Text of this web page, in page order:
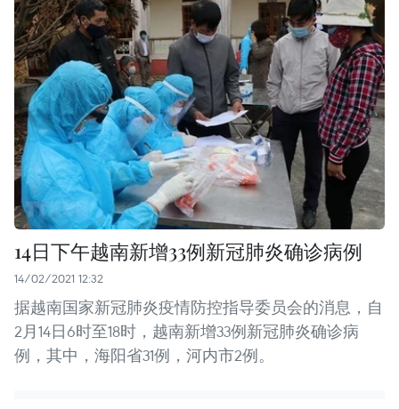
14日下午越南新增33例新冠肺炎确诊病例
14/02/2021 12:32
据越南国家新冠肺炎疫情防控指导委员会的消息，自
2月14日6时至18时，越南新增33例新冠肺炎确诊病
例，其中，海阳省31例，河内市2例。